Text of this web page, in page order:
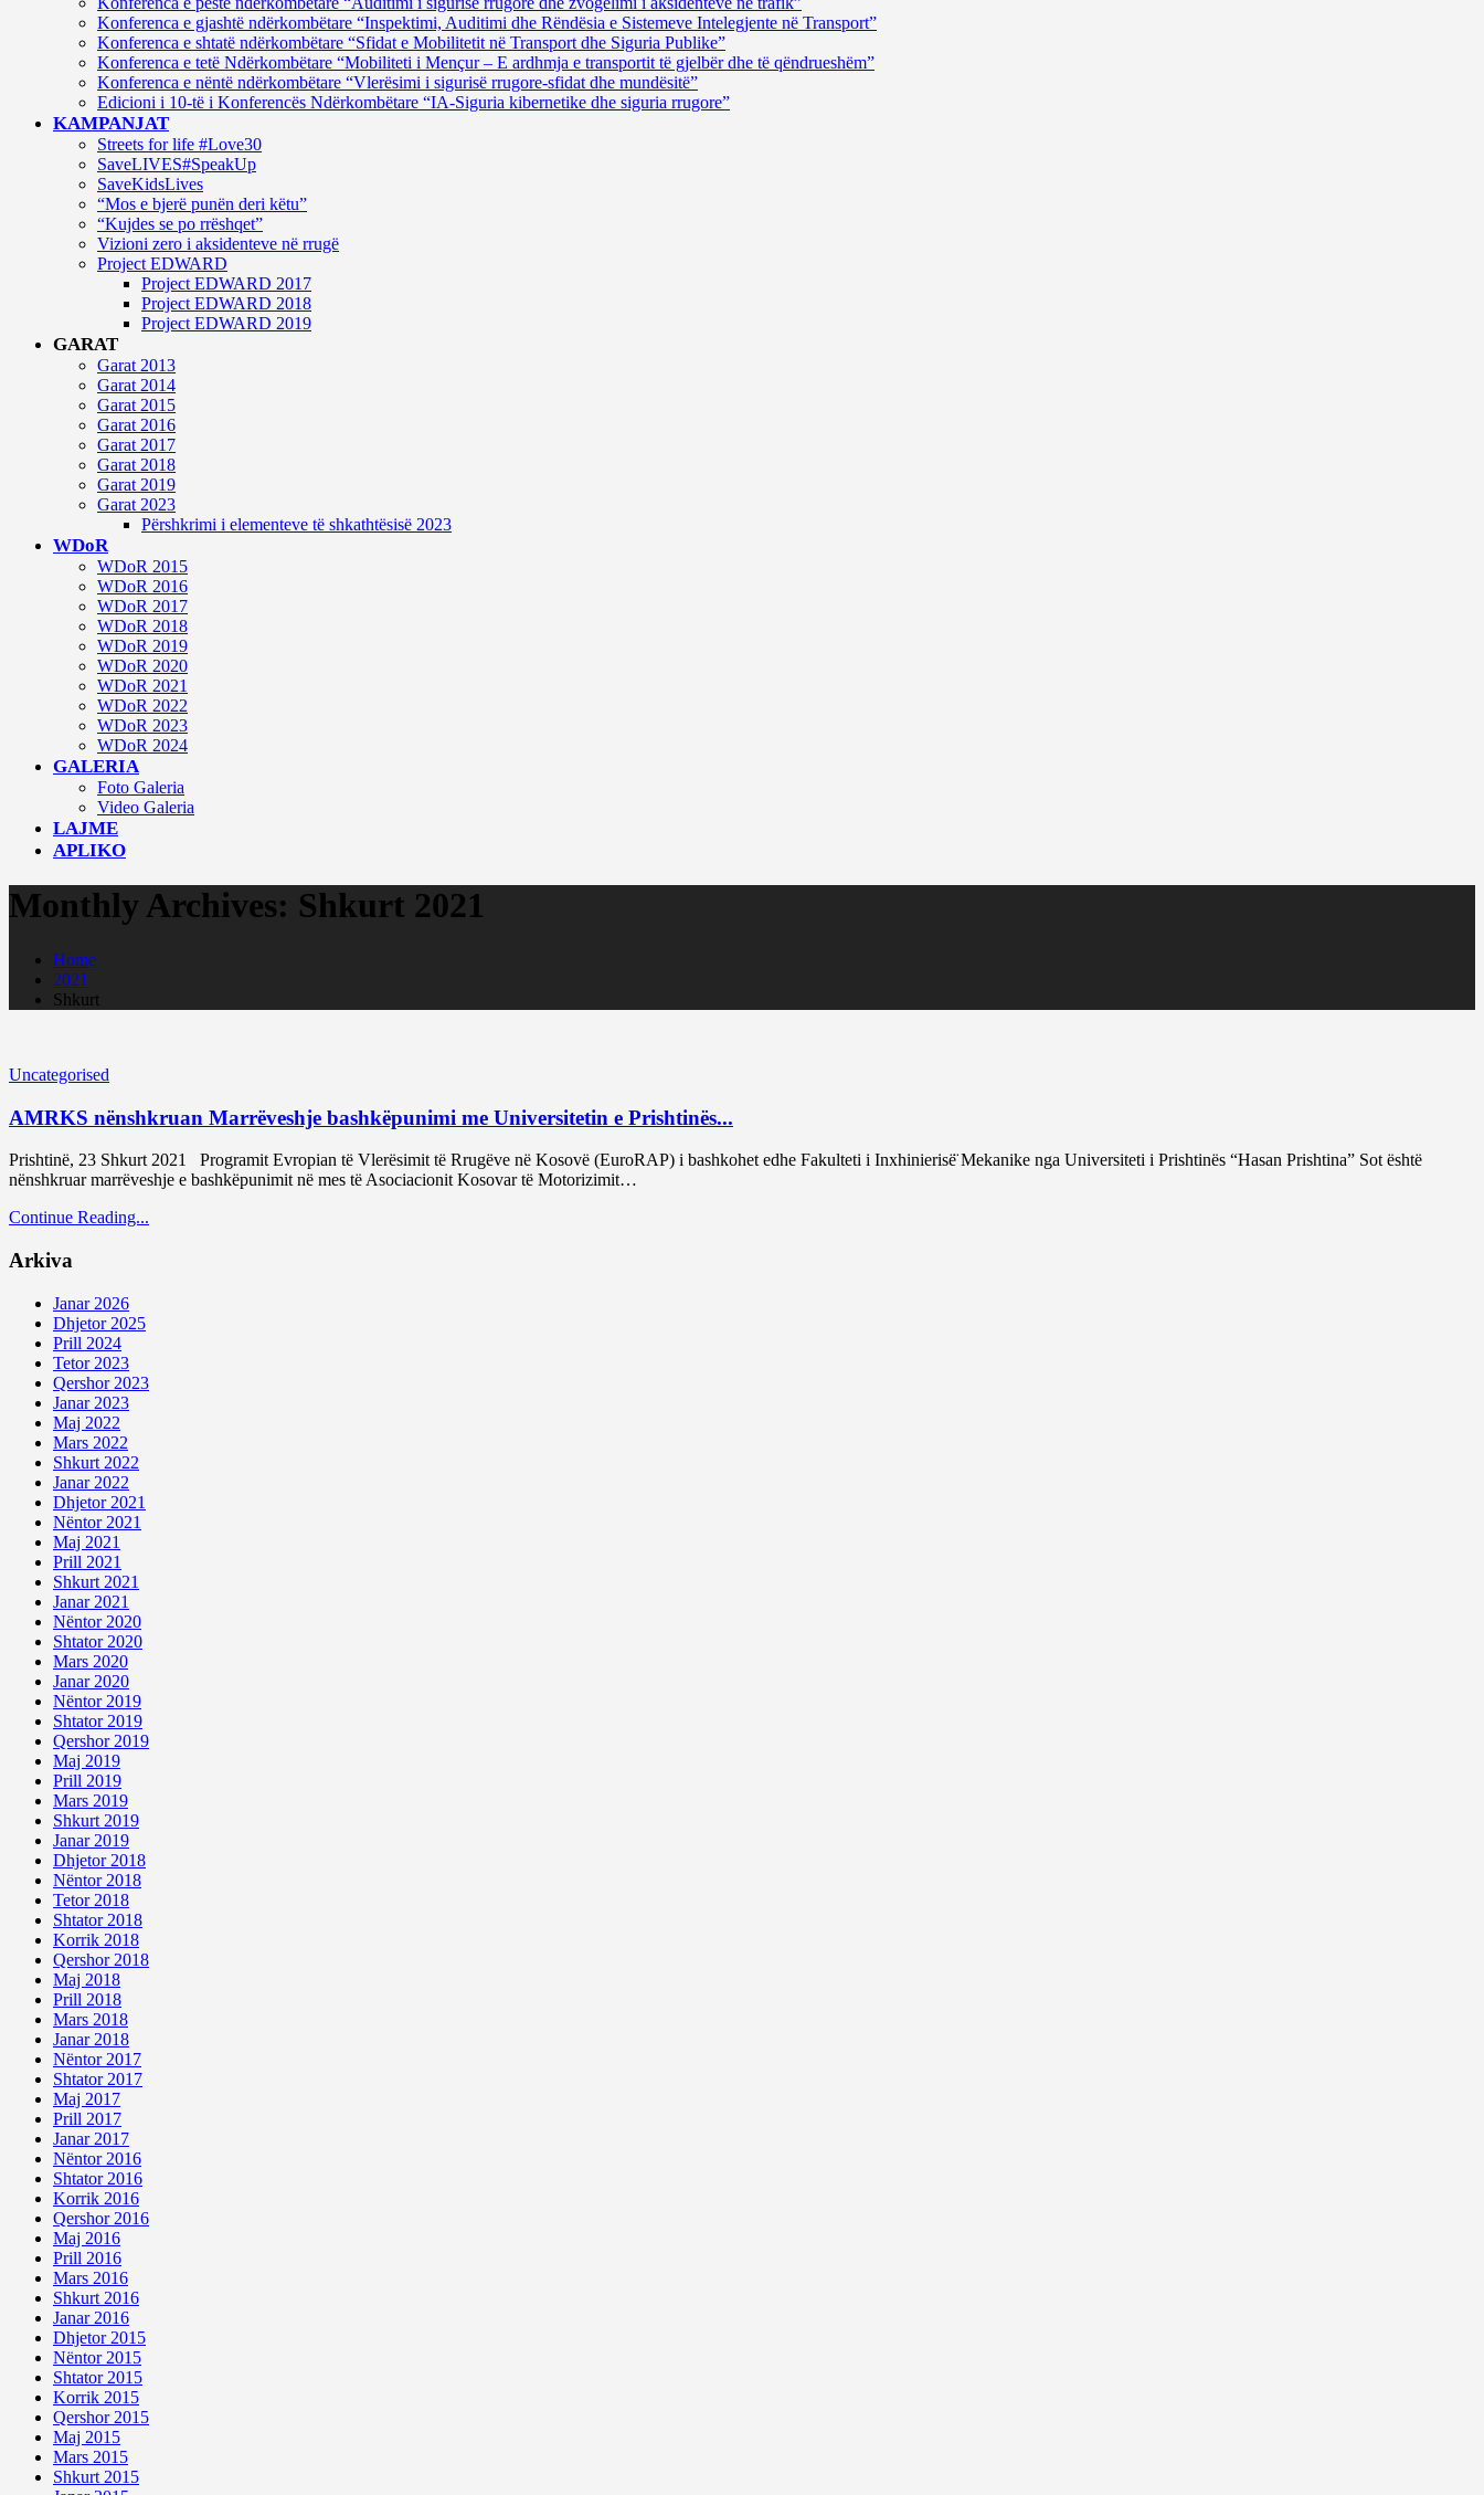
Konferenca e gjashtë ndërkombëtare “Inspektimi, Auditimi dhe Rëndësia e Sistemeve Intelegjente në Transport”
Konferenca e shtatë ndërkombëtare “Sfidat e Mobilitetit në Transport dhe Siguria Publike”
Konferenca e tetë Ndërkombëtare “Mobiliteti i Mençur – E ardhmja e transportit të gjelbër dhe të qëndrueshëm”
Konferenca e nëntë ndërkombëtare “Vlerësimi i sigurisë rrugore-sfidat dhe mundësitë”
Edicioni i 10-të i Konferencës Ndërkombëtare “IA-Siguria kibernetike dhe siguria rrugore”
KAMPANJAT
Streets for life #Love30
SaveLIVES#SpeakUp
SaveKidsLives
“Mos e bjerë punën deri këtu”
“Kujdes se po rrëshqet”
Vizioni zero i aksidenteve në rrugë
Project EDWARD
Project EDWARD 2017
Project EDWARD 2018
Project EDWARD 2019
GARAT
Garat 2013
Garat 2014
Garat 2015
Garat 2016
Garat 2017
Garat 2018
Garat 2019
Garat 2023
Përshkrimi i elementeve të shkathtësisë 2023
WDoR
WDoR 2015
WDoR 2016
WDoR 2017
WDoR 2018
WDoR 2019
WDoR 2020
WDoR 2021
WDoR 2022
WDoR 2023
WDoR 2024
GALERIA
Foto Galeria
Video Galeria
LAJME
APLIKO
Monthly Archives: Shkurt 2021
Home
2021
Shkurt
Uncategorised
AMRKS nënshkruan Marrëveshje bashkëpunimi me Universitetin e Prishtinës...
Prishtinë, 23 Shkurt 2021 Programit Evropian të Vlerësimit të Rrugëve në Kosovë (EuroRAP) i bashkohet edhe Fakulteti i Inxhinierisë̈ Mekanike nga Universiteti i Prishtinës “Hasan Prishtina” Sot është
nënshkruar marrëveshje e bashkëpunimit në mes të Asociacionit Kosovar të Motorizimit…
Continue Reading...
Arkiva
Janar 2026
Dhjetor 2025
Prill 2024
Tetor 2023
Qershor 2023
Janar 2023
Maj 2022
Mars 2022
Shkurt 2022
Janar 2022
Dhjetor 2021
Nëntor 2021
Maj 2021
Prill 2021
Shkurt 2021
Janar 2021
Nëntor 2020
Shtator 2020
Mars 2020
Janar 2020
Nëntor 2019
Shtator 2019
Qershor 2019
Maj 2019
Prill 2019
Mars 2019
Shkurt 2019
Janar 2019
Dhjetor 2018
Nëntor 2018
Tetor 2018
Shtator 2018
Korrik 2018
Qershor 2018
Maj 2018
Prill 2018
Mars 2018
Janar 2018
Nëntor 2017
Shtator 2017
Maj 2017
Prill 2017
Janar 2017
Nëntor 2016
Shtator 2016
Korrik 2016
Qershor 2016
Maj 2016
Prill 2016
Mars 2016
Shkurt 2016
Janar 2016
Dhjetor 2015
Nëntor 2015
Shtator 2015
Korrik 2015
Qershor 2015
Maj 2015
Mars 2015
Shkurt 2015